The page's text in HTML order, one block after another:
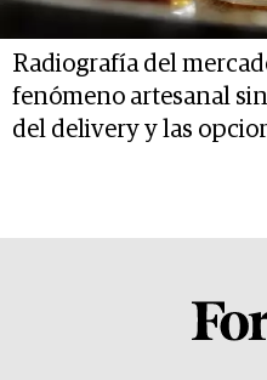
Radiografía del
fenómeno artesanal
del delivery y las